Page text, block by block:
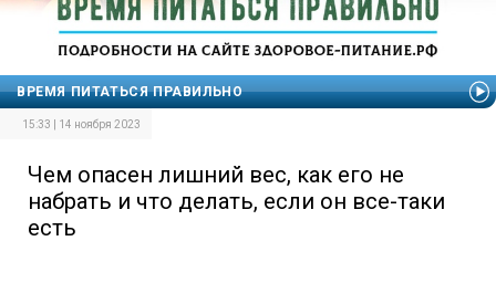
ВРЕМЯ ПИТАТЬСЯ ПРАВИЛЬНО
15:33 | 14 ноября 2023
Чем опасен лишний вес, как его не
набрать и что делать, если он все-таки
есть